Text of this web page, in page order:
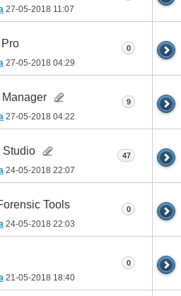
27-05-2018 11:07
27-05-2018 04:29
0
27-05-2018 04:22
9
Studio
24-05-2018 22:07
47
Tools
24-05-2018 22:03
0
21-05-2018 18:40
0